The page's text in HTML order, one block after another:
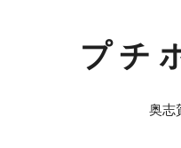
プチ
奥志